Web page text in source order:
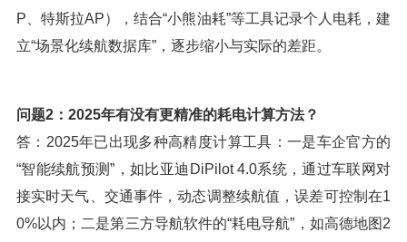
P、特斯拉AP），结合“小熊油耗”等工具记录个人电耗，建
立“场景化续航数据库”，逐步缩小与实际的差距。
问题2：2025年有没有更精准的耗电计算方法？
答：2025年已出现多种高精度计算工具：一是车企官方的
“智能续航预测”，如比亚迪DiPilot 4.0系统，通过车联网对
接实时天气、交通事件，动态调整续航值，误差可控制在1
0%以内；二是第三方导航软件的“耗电导航”，如高德地图2